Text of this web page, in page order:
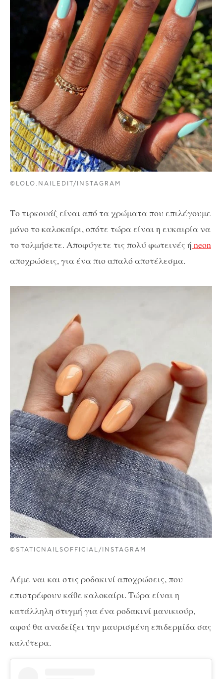
©LOLO.NAILEDIT/INSTAGRAM
Το τιρκουάζ είναι από τα χρώματα που επιλέγουμε
μόνο το καλοκαίρι, οπότε τώρα είναι η ευκαιρία να
το τολμήσετε. Αποφύγετε τις πολύ φωτεινές ή neon
αποχρώσεις, για ένα πιο απαλό αποτέλεσμα.
©STATICNAILSOFFICIAL/INSTAGRAM
Λέμε ναι και στις ροδακινί αποχρώσεις, που
επιστρέφουν κάθε καλοκαίρι. Τώρα είναι η
κατάλληλη στιγμή για ένα ροδακινί μανικιούρ,
αφού θα αναδείξει την μαυρισμένη επιδερμίδα σας
καλύτερα.